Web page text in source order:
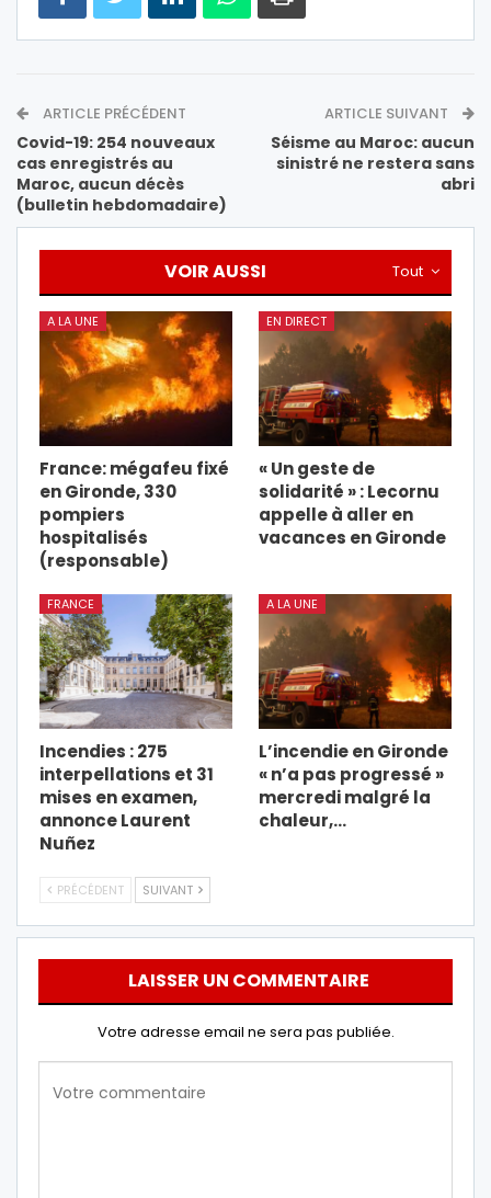
ARTICLE PRÉCÉDENT
Covid-19: 254 nouveaux
cas enregistrés au
Maroc, aucun décès
(bulletin hebdomadaire)
ARTICLE SUIVANT
Séisme au Maroc: aucun
sinistré ne restera sans
abri
Tout
VOIR AUSSI
A LA UNE
France: mégafeu fixé
en Gironde, 330
pompiers
hospitalisés
(responsable)
EN DIRECT
« Un geste de
solidarité » : Lecornu
appelle à aller en
vacances en Gironde
FRANCE
Incendies : 275
interpellations et 31
mises en examen,
annonce Laurent
Nuñez
A LA UNE
L’incendie en Gironde
« n’a pas progressé »
mercredi malgré la
chaleur,…
PRÉCÉDENT SUIVANT
LAISSER UN COMMENTAIRE
Votre adresse email ne sera pas publiée.